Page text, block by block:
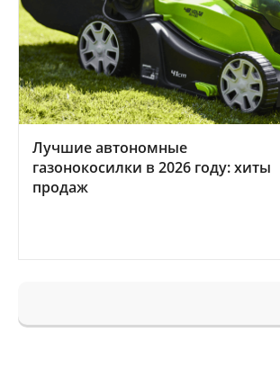
Лучшие автономные
газонокосилки в 2026 году: хиты
продаж